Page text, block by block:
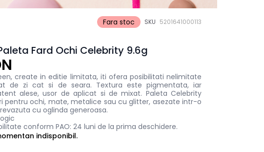
Fara stoc SKU 5201641000113
Fard Ochi Celebrity 9.6g
create in editie limitata, iti ofera posibilitati nelimitate
de zi cat si de seara. Textura este pigmentata, iar
alese, usor de aplicat si de mixat. Paleta Celebrity
pentru ochi, mate, metalice sau cu glitter, asezate intr-o
cu oglinda generoasa.
conform PAO: 24 luni de la prima deschidere.
indisponibil.